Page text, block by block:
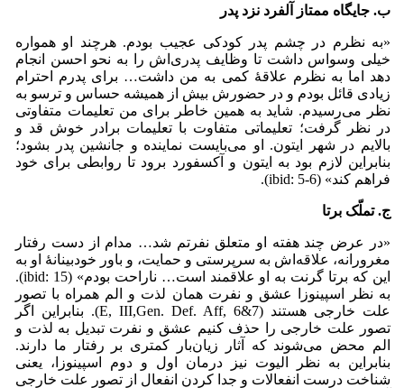
ب. جایگاه ممتاز آلفرد نزد پدر
«به نظرم در چشم پدر کودکی عجیب بودم. هرچند او همواره
خیلی وسواس داشت تا وظایف پدری‌اش را به نحو احسن انجام
دهد اما به نظرم علاقۀ کمی‌‌ به من داشت… برای پدرم احترام
زیادی قائل بودم و در حضورش بیش از همیشه حساس و ترسو به
نظر می‌رسیدم. شاید به همین خاطر برای من تعلیمات متفاوتی
در نظر گرفت؛ تعلیماتی متفاوت با تعلیمات برادر خوش قد و
بالایم در شهر ایتون. او می‌‌بایست نماینده و جانشین پدر بشود؛
بنابراین لازم بود به ایتون و آکسفورد برود تا روابطی برای خود
فراهم کند» (ibid: 5-6).
ج. تملّک برتا‌
«در عرض چند هفته او متعلق نفرتم شد… مدام از دست رفتار
مغرورانه، علاقه‌اش به سرپرستی و حمایت، و باور خودبینانۀ او به
این که برتا ‌‌گرنت به او علاقمند است… ناراحت بودم» (ibid: 15).
به نظر اسپینوزا عشق و نفرت همان لذت و الم همراه با تصور
علت خارجی هستند (E, III,Gen. Def. Aff, 6&7). بنابراین اگر
تصور علت خارجی را حذف کنیم عشق و نفرت تبدیل به لذت و
الم محض می‌‌شوند که آثار زیان‌بار کمتری بر رفتار ما دارند.
بنابراین به نظر الیوت نیز درمان اول و دوم اسپینوزا، یعنی
شناخت درست انفعالات و جدا کردن انفعال از تصور علت خارجی